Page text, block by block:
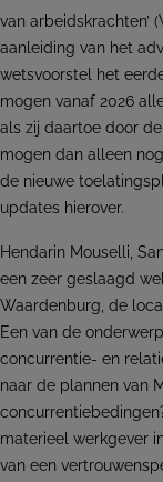
van arbeidskrachten’
aanleiding van het
wetsvoorstel het
mogen vanaf 2026
als zij daartoe door
mogen dan alleen
de nieuwe
updates hierover.
Hendarin Mouselli,
een zeer geslaagd
Waardenburg, de
Een van de
concurrentie- en
naar de plannen van
materieel werkgever
van een